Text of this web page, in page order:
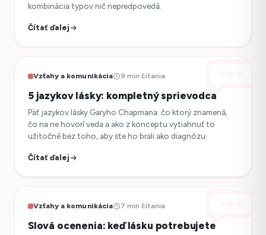
kombinácia typov nič nepredpovedá.
Čítať ďalej
Vzťahy a komunikácia 9 min čítania
5 jazykov lásky: kompletný sprievodca
Päť jazykov lásky Garyho Chapmana: čo ktorý znamená,
čo na ne hovorí veda a ako z konceptu vytiahnuť to
užitočné bez toho, aby ste ho brali ako diagnózu.
Čítať ďalej
Vzťahy a komunikácia 7 min čítania
Slová ocenenia: keď lásku potrebujete